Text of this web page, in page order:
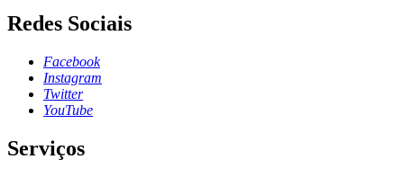
Redes Sociais
Facebook
Instagram
Twitter
YouTube
Serviços